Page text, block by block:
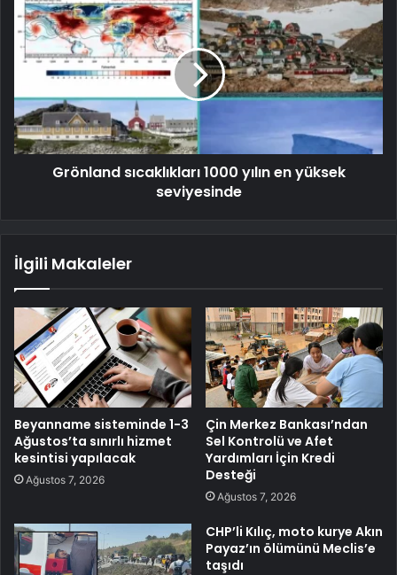
Grönland sıcaklıkları 1000 yılın en yüksek
seviyesinde
İlgili Makaleler
Beyanname sisteminde 1-3
Ağustos’ta sınırlı hizmet
kesintisi yapılacak
Ağustos 7, 2026
Çin Merkez Bankası’ndan
Sel Kontrolü ve Afet
Yardımları İçin Kredi
Desteği
Ağustos 7, 2026
CHP’li Kılıç, moto kurye Akın
Payaz’ın ölümünü Meclis’e
taşıdı